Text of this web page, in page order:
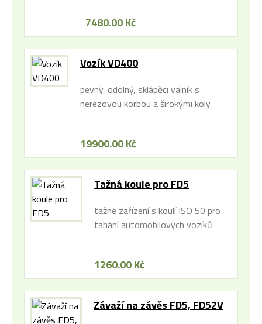
7480.00 Kč
Vozík VD400
pevný, odolný, sklápěci valník s
nerezovou korbou a širokými koly
19900.00 Kč
Tažná koule pro FD5
tažné zařízení s koulí ISO 50 pro
tahání automobilových vozíků
1260.00 Kč
Závaží na závěs FD5, FD52V